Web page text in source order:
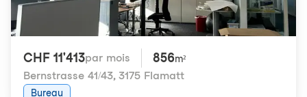
CHF 11'413par mois 856m²
Bernstrasse 41/43, 3175 Flamatt
Bureau